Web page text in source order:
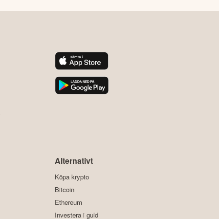
Alternativt
Köpa krypto
Bitcoin
Ethereum
Investera i guld